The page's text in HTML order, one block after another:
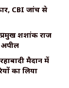
CBI जांच से
प्रमुख शशांक राज
अपील
मैदान में
का लिया